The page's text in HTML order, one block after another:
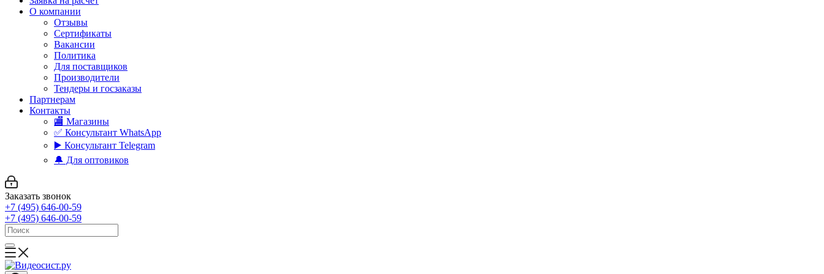
О компании
Отзывы
Сертификаты
Вакансии
Политика
Для поставщиков
Производители
Тендеры и госзаказы
Партнерам
Контакты
🏬 Магазины
✅️ Консультант WhatsApp
▶️ Консультант Telegram
🔔 Для оптовиков
Заказать звонок
+7 (495) 646-00-59
+7 (495) 646-00-59